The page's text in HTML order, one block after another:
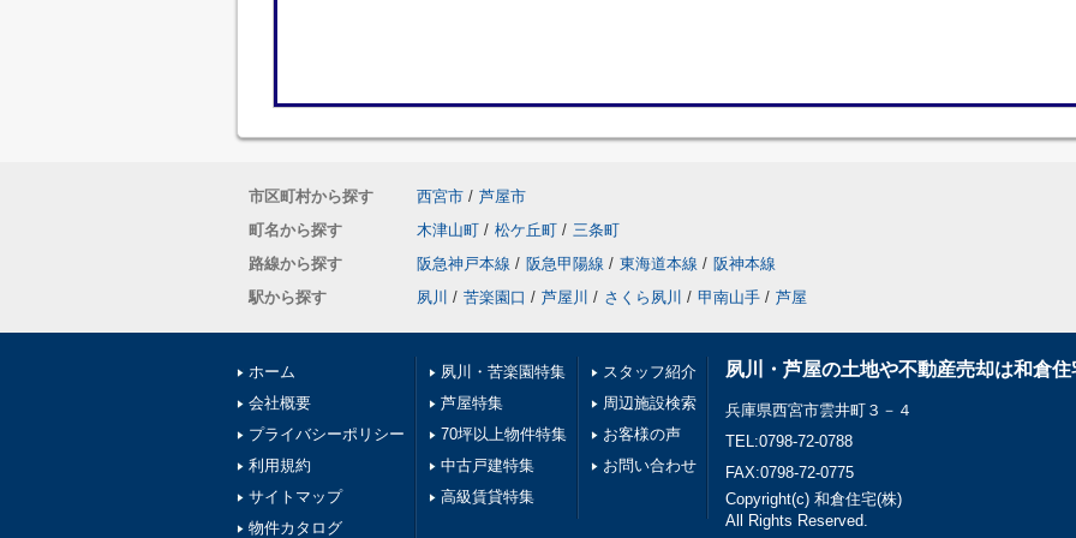
市区町村から探す 西宮市 / 芦屋市
町名から探す
木津山町 / 松ケ丘町 / 三条町
路線から探す
阪急神戸本線 / 阪急甲陽線 / 東海道本線 / 阪神本線
駅から探す
夙川 / 苦楽園口 / 芦屋川 / さくら夙川 / 甲南山手 / 芦屋
ホーム
会社概要
プライバシーポリシー
利用規約
サイトマップ
物件カタログ
夙川・苦楽園特集
芦屋特集
70坪以上物件特集
中古戸建特集
高級賃貸特集
スタッフ紹介
周辺施設検索
お客様の声
お問い合わせ
夙川・芦屋の土地や不動産売却は和倉住
兵庫県西宮市雲井町３－４
TEL:0798-72-0788
FAX:0798-72-0775
Copyright(c) 和倉住宅(株)
All Rights Reserved.